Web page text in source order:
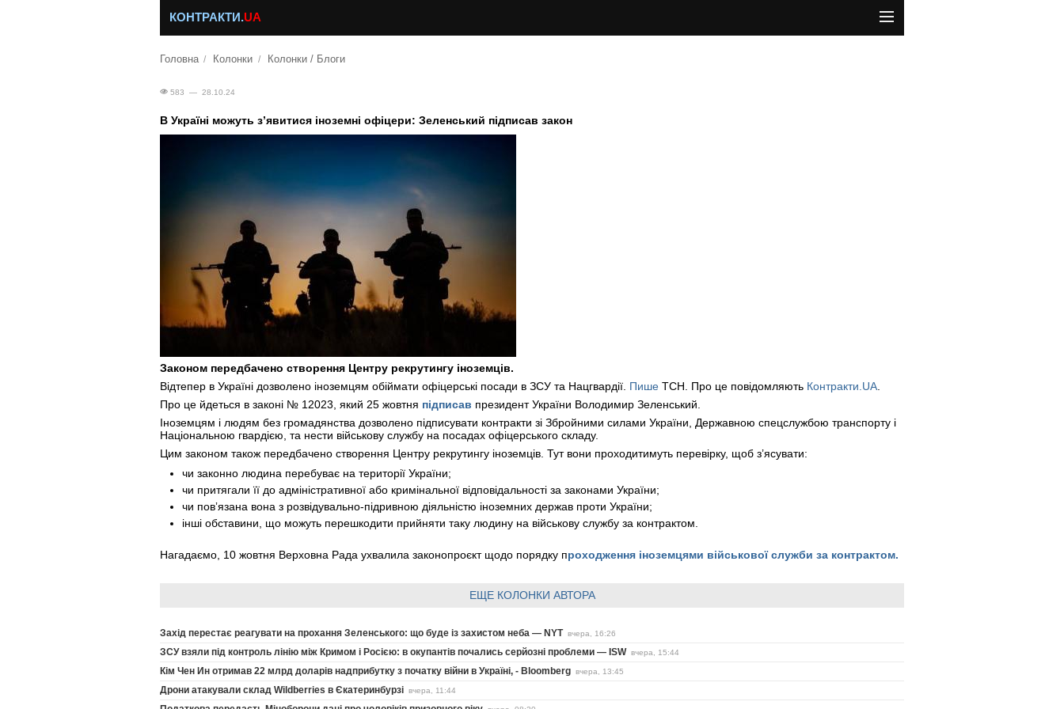
КОНТРАКТИ.UA
Головна Колонки Колонки / Блоги
583 — 28.10.24
В Україні можуть з’явитися іноземні офіцери: Зеленський підписав закон
Законом передбачено створення Центру рекрутингу іноземців.
Відтепер в Україні дозволено іноземцям обіймати офіцерські посади в ЗСУ та Нацгвардії. Пише ТСН. Про це повідомляють Контракти.UA
Про це йдеться в законі № 12023, який 25 жовтня підписав президент України Володимир Зеленський.
Іноземцям і людям без громадянства дозволено підписувати контракти зі Збройними силами України, Державною спецслужбою транспорту і
Національною гвардією, та нести військову службу на посадах офіцерського складу.
Цим законом також передбачено створення Центру рекрутингу іноземців. Тут вони проходитимуть перевірку, щоб з’ясувати:
чи законно людина перебуває на території України;
чи притягали її до адміністративної або кримінальної відповідальності за законами України;
чи повʼязана вона з розвідувально-підривною діяльністю іноземних держав проти України;
інші обставини, що можуть перешкодити прийняти таку людину на військову службу за контрактом.
Нагадаємо, 10 жовтня Верховна Рада ухвалила законопроєкт щодо порядку проходження іноземцями військової служби за контрактом.
ЕЩЕ КОЛОНКИ АВТОРА
Захід перестає реагувати на прохання Зеленського: що буде із захистом неба — NYT вчера, 16:26
ЗСУ взяли під контроль лінію між Кримом і Росією: в окупантів почались серйозні проблеми — ISW вчера, 15:44
Кім Чен Ин отримав 22 млрд доларів надприбутку з початку війни в Україні, - Bloomberg вчера, 13:45
Дрони атакували склад Wildberries в Єкатеринбурзі вчера, 11:44